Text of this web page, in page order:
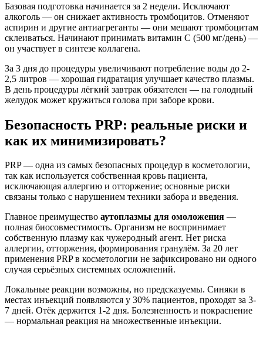
Базовая подготовка начинается за 2 недели. Исключают
алкоголь — он снижает активность тромбоцитов. Отменяют
аспирин и другие антиагреганты — они мешают тромбоцитам
склеиваться. Начинают принимать витамин С (500 мг/день) —
он участвует в синтезе коллагена.
За 3 дня до процедуры увеличивают потребление воды до 2-
2,5 литров — хорошая гидратация улучшает качество плазмы.
В день процедуры лёгкий завтрак обязателен — на голодный
желудок может кружиться голова при заборе крови.
Безопасность PRP: реальные риски и
как их минимизировать?
PRP — одна из самых безопасных процедур в косметологии,
так как используется собственная кровь пациента,
исключающая аллергию и отторжение; основные риски
связаны только с нарушением техники забора и введения.
Главное преимущество аутоплазмы для омоложения —
полная биосовместимость. Организм не воспринимает
собственную плазму как чужеродный агент. Нет риска
аллергии, отторжения, формирования гранулём. За 20 лет
применения PRP в косметологии не зафиксировано ни одного
случая серьёзных системных осложнений.
Локальные реакции возможны, но предсказуемы. Синяки в
местах инъекций появляются у 30% пациентов, проходят за 3-
7 дней. Отёк держится 1-2 дня. Болезненность и покраснение
— нормальная реакция на множественные инъекции.